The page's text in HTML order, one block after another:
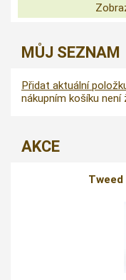
MŮJ SEZNAM
Přidat aktuální
nákupním košíku není
AKCE